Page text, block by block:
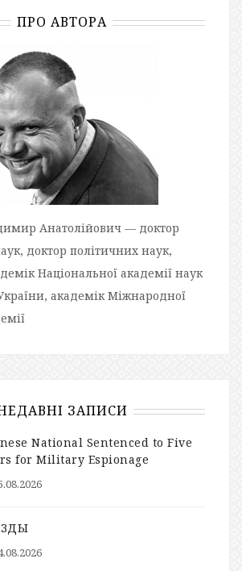
ПРО АВТОРА
Анатолійович — доктор
доктор політичних наук,
Національної академії наук
академік Міжнародної
ЗАПИСИ
National Sentenced to Five
for Military Espionage